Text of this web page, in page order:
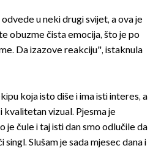
u neki drugi svijet, a ova je
obuzme čista emocija, što je po
Da izazove reakciju", istaknula
koja isto diše i ima isti interes, a
vizual. Pjesma je
je čule i taj isti dan smo odlučile da
singl. Slušam je sada mjesec dana i